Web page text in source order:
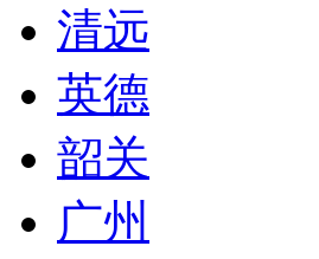
清远
英德
韶关
广州